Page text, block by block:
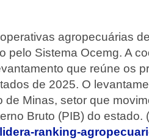
agropecuárias
pelo Sistema Ocemg. A
que reúne os
de 2025. O
Minas, setor que
Bruto (PIB) do estado.
ranking-